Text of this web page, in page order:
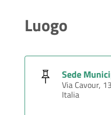
Luogo
Sede
Via Cavour,
Italia